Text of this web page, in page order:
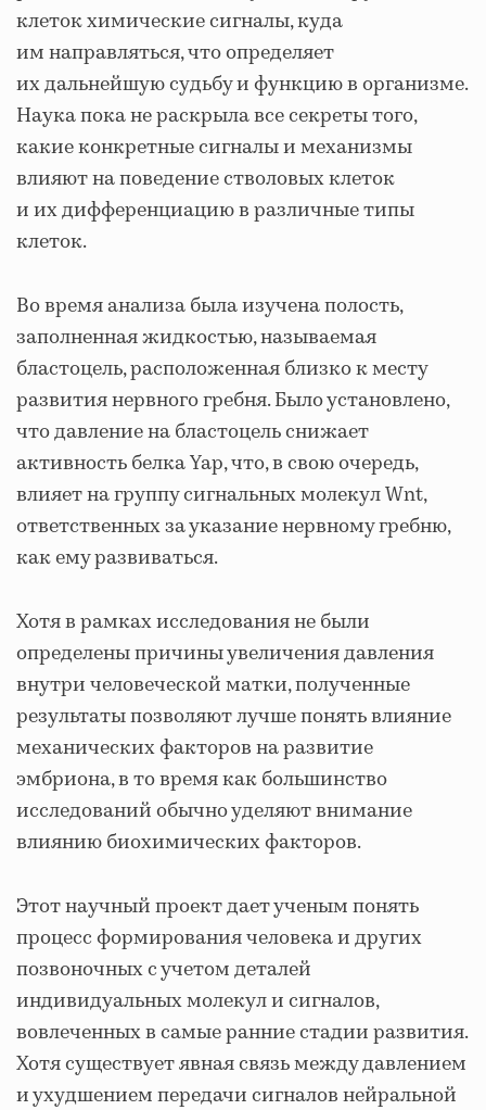
клеток химические сигналы, куда
им направляться, что определяет
их дальнейшую судьбу и функцию в организме.
Наука пока не раскрыла все секреты того,
какие конкретные сигналы и механизмы
влияют на поведение стволовых клеток
и их дифференциацию в различные типы
клеток.
Во время анализа была изучена полость,
заполненная жидкостью, называемая
бластоцель, расположенная близко к месту
развития нервного гребня. Было установлено,
что давление на бластоцель снижает
активность белка Yap, что, в свою очередь,
влияет на группу сигнальных молекул Wnt,
ответственных за указание нервному гребню,
как ему развиваться.
Хотя в рамках исследования не были
определены причины увеличения давления
внутри человеческой матки, полученные
результаты позволяют лучше понять влияние
механических факторов на развитие
эмбриона, в то время как большинство
исследований обычно уделяют внимание
влиянию биохимических факторов.
Этот научный проект дает ученым понять
процесс формирования человека и других
позвоночных с учетом деталей
индивидуальных молекул и сигналов,
вовлеченных в самые ранние стадии развития.
Хотя существует явная связь между давлением
и ухудшением передачи сигналов нейральной